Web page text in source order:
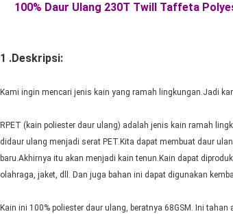
100% Daur Ulang 230T Twill Taffeta
1 .Deskripsi:
Kami ingin mencari jenis kain yang ramah lingkungan.Jadi
RPET (kain poliester daur ulang) adalah jenis kain ramah
didaur ulang menjadi serat PET.Kita dapat membuat daur
baru.Akhirnya itu akan menjadi kain tenun.Kain dapat
olahraga, jaket, dll. Dan juga bahan ini dapat digunakan
Kain ini 100% poliester daur ulang, beratnya 68GSM. Ini